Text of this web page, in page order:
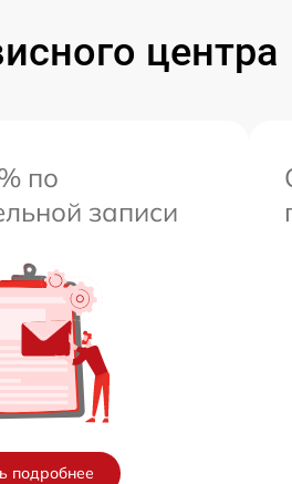
центра
по
записи
подробнее